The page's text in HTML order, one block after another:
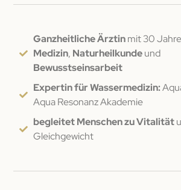
Ganzheitliche Ärztinmit 30
Medizin, Naturheilkundeund
Bewusstseinsarbeit
Expertin für Wassermedizin:
Aqua Resonanz Akademie
begleitet Menschen zuVitalität
Gleichgewicht